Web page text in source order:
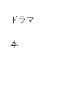
ドラマ
本